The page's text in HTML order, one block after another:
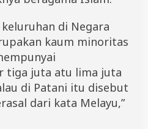
di Negara
kaum minoritas
tiga juta atu lima juta
di Patani itu disebut
dari kata Melayu,”